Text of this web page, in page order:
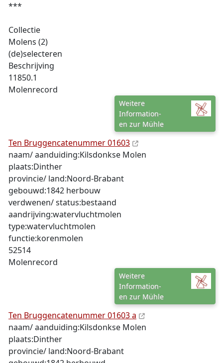
***
Collectie
Molens (2)
(de)selecteren
Beschrijving
11850.1
Molenrecord
Weitere
Information-
en zur Mühle
Ten Bruggencatenummer 01603
naam/ aanduiding:Kilsdonkse Molen
plaats:Dinther
provincie/ land:Noord-Brabant
gebouwd:1842 herbouw
verdwenen/ status:bestaand
aandrijving:watervluchtmolen
type:watervluchtmolen
functie:korenmolen
52514
Molenrecord
Weitere
Information-
en zur Mühle
Ten Bruggencatenummer 01603 a
naam/ aanduiding:Kilsdonkse Molen
plaats:Dinther
provincie/ land:Noord-Brabant